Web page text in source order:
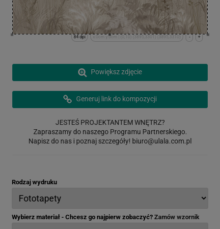
+
-
x:0cm y:0cm | (0,10) (3895,3301) (3895,3310)
84 dpi
Powiększ zdjęcie
Generuj link do kompozycji
JESTEŚ PROJEKTANTEM WNĘTRZ?
Zapraszamy do naszego Programu Partnerskiego.
Napisz do nas i poznaj szczegóły! biuro@ulala.com.pl
Rodzaj wydruku
Wybierz materiał - Chcesz go najpierw zobaczyć? Zamów wzornik